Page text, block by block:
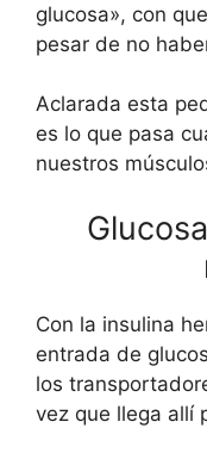
glucosa», con
pesar de no
Aclarada esta
es lo que pasa
nuestros
Con la insulina
entrada de
los
vez que llega allí